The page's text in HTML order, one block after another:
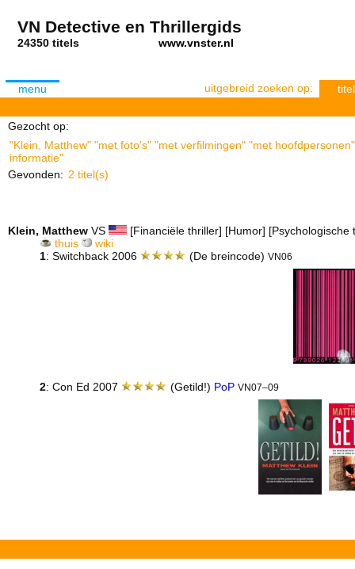
VN Detective en Thrillergids
24350 titels www.vnster.nl
menu uitgebreid zoeken op: titel
Gezocht op:
"Klein, Matthew" "met foto's" "met verfilmingen" "met
informatie"
Gevonden: 2 titel(s)
Klein, Matthew VS
[Financiële thriller] [Humor] [Psychologische
thuis
wiki
1: Switchback 2006 (De breincode) VN06
2: Con Ed 2007 (Getild!) PoP VN07–09